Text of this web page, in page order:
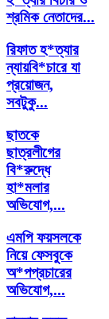
শ্রমিক নেতাদের...
রিফাত হ*ত্যার
ন্যায়বি*চারে যা
প্রয়োজন,
সবটুকু...
ছাতকে
ছাত্রলীগের
বি*রুদ্ধে
হা*মলার
অভিযোগ,...
এমপি ফয়সলকে
নিয়ে ফেসবুকে
অ*পপ্রচারের
অভিযোগ,...